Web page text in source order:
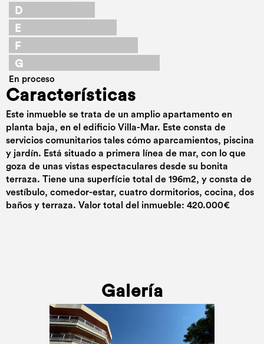
D
E
F
G
En proceso
Características
Este inmueble se trata de un amplio apartamento en
planta baja, en el edificio Villa-Mar. Este consta de
servicios comunitarios tales cómo aparcamientos, piscina
y jardín. Está situado a primera línea de mar, con lo que
goza de unas vistas espectaculares desde su bonita
terraza. Tiene una superfície total de 196m2, y consta de
vestíbulo, comedor-estar, cuatro dormitorios, cocina, dos
baños y terraza. Valor total del inmueble: 420.000€
Galería